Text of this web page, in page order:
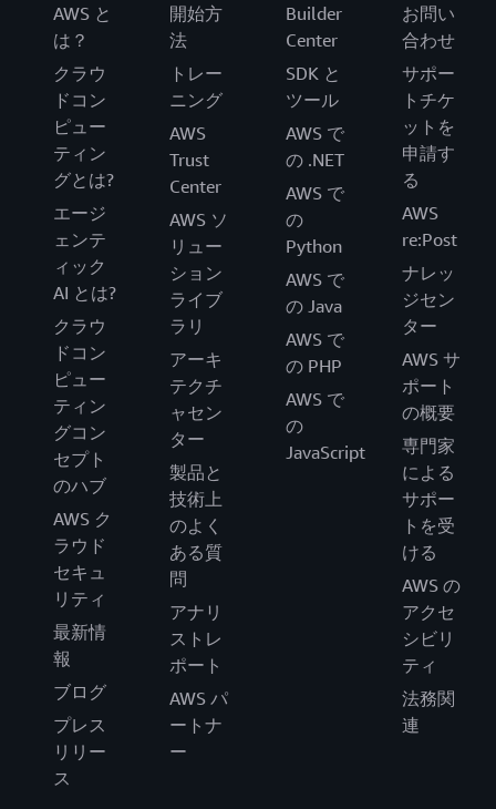
AWS と
は？
クラウ
ドコン
ピュー
ティン
グとは?
エージ
ェンテ
ィック
AI とは?
クラウ
ドコン
ピュー
ティン
グコン
セプト
のハブ
AWS ク
ラウド
セキュ
リティ
最新情
報
ブログ
プレス
リリー
ス
開始方
法
トレー
ニング
AWS
Trust
Center
AWS ソ
リュー
ション
ライブ
ラリ
アーキ
テクチ
ャセン
ター
製品と
技術上
のよく
ある質
問
アナリ
ストレ
ポート
AWS パ
ートナ
ー
Builder
Center
SDK と
ツール
AWS で
の .NET
AWS で
の
Python
AWS で
の Java
AWS で
の PHP
AWS で
の
JavaScript
お問い
合わせ
サポー
トチケ
ットを
申請す
る
AWS
re:Post
ナレッ
ジセン
ター
AWS サ
ポート
の概要
専門家
による
サポー
トを受
ける
AWS の
アクセ
シビリ
ティ
法務関
連